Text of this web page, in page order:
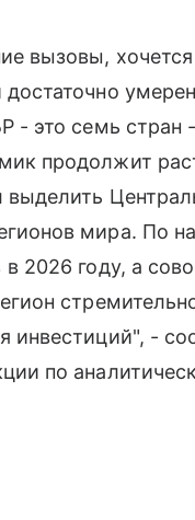
вызовы,
достаточно
- это семь стран
продолжит
выделить
мира. По
2026 году, а
инвестиций", -
по